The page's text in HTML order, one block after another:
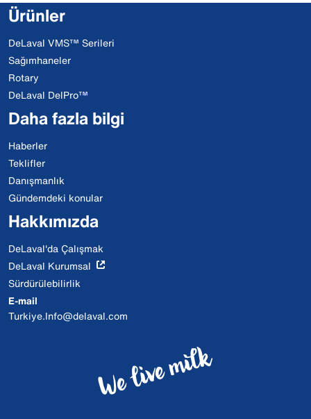
Ürünler
DeLaval VMS™ Serileri
Sağımhaneler
Rotary
DeLaval DelPro™
Daha fazla bilgi
Haberler
Teklifler
Danışmanlık
Gündemdeki konular
Hakkımızda
DeLaval'da Çalışmak
DeLaval Kurumsal
Sürdürülebilirlik
E-mail
Turkiye.Info@delaval.com